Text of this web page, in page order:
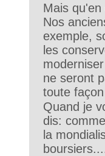
Mais
Nos
exemple,
les
ne seront
toute
Quand je
dis:
la